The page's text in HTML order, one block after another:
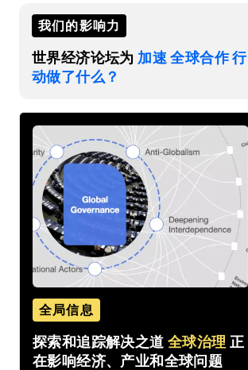
我们的影响力
世界经济论坛为 加速 全球合作 行
动做了什么？
全局信息
探索和追踪解决之道 全球治理 正
在影响经济、产业和全球问题